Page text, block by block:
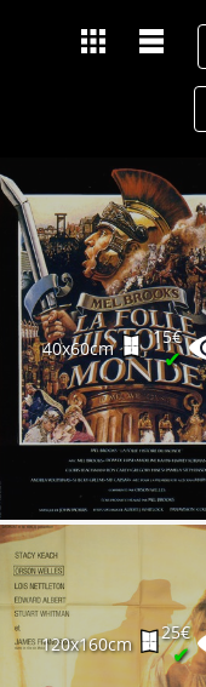
40x60cm
15€
✔
120x160cm
25€
✔